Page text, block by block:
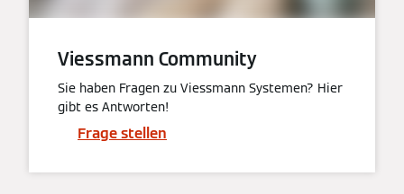
Viessmann Community
Sie haben Fragen zu Viessmann Systemen? Hier
gibt es Antworten!
Frage stellen